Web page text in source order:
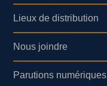
Lieux de distribution
Nous joindre
Parutions numériques